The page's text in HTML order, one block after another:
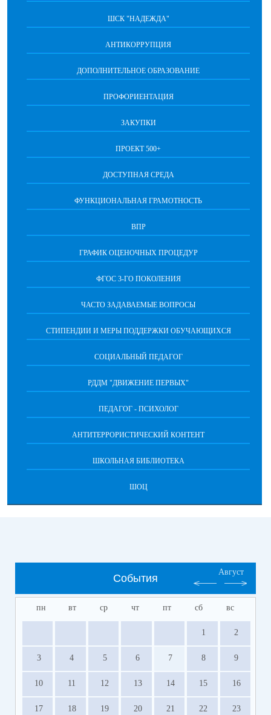
ШСК "НАДЕЖДА"
АНТИКОРРУПЦИЯ
ДОПОЛНИТЕЛЬНОЕ ОБРАЗОВАНИЕ
ПРОФОРИЕНТАЦИЯ
ЗАКУПКИ
ПРОЕКТ 500+
ДОСТУПНАЯ СРЕДА
ФУНКЦИОНАЛЬНАЯ ГРАМОТНОСТЬ
ВПР
ГРАФИК ОЦЕНОЧНЫХ ПРОЦЕДУР
ФГОС 3-ГО ПОКОЛЕНИЯ
ЧАСТО ЗАДАВАЕМЫЕ ВОПРОСЫ
СТИПЕНДИИ И МЕРЫ ПОДДЕРЖКИ ОБУЧАЮЩИХСЯ
СОЦИАЛЬНЫЙ ПЕДАГОГ
РДДМ "ДВИЖЕНИЕ ПЕРВЫХ"
ПЕДАГОГ - ПСИХОЛОГ
АНТИТЕРРОРИСТИЧЕСКИЙ КОНТЕНТ
ШКОЛЬНАЯ БИБЛИОТЕКА
ШОЦ
События
Август
пн вт ср чт пт сб вс
1 2
3 4 5 6 7 8 9
10 11 12 13 14 15 16
17 18 19 20 21 22 23